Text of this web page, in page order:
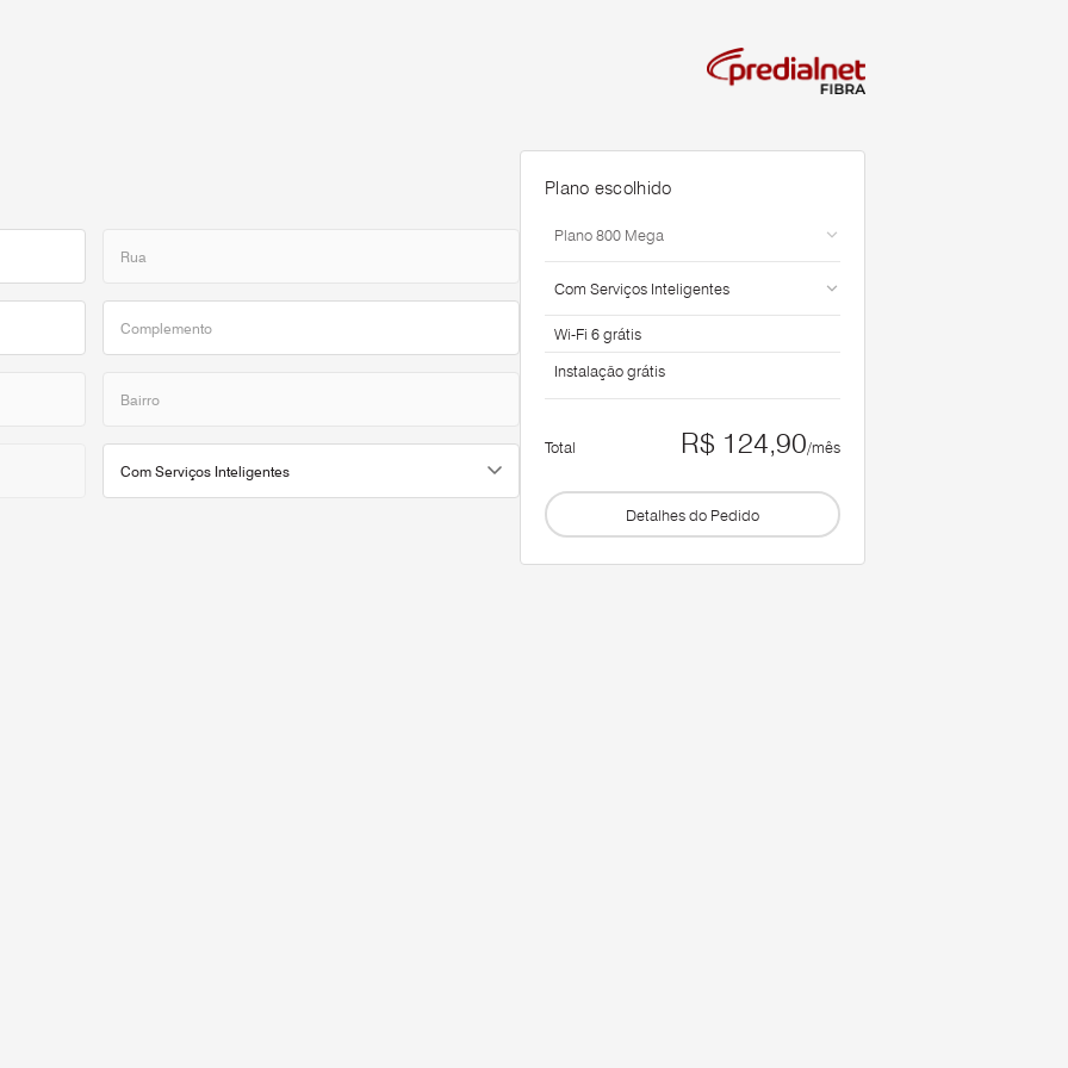
Plano escolhido
Wi-Fi 6 grátis
Instalação grátis
Total R$ 124,90/mês
Detalhes do Pedido